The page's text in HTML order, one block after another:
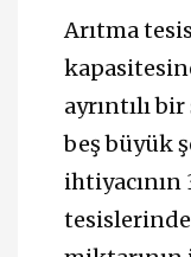
Arıtma
ayrıntılı
beş büyük
ihtiyacının